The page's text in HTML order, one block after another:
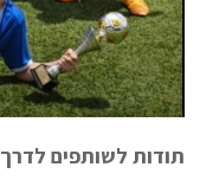
תודות לשותפים לדרך